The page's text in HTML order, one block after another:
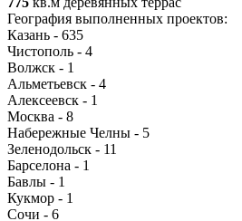
География выполненных проектов:
Казань - 635
Чистополь - 4
Волжск - 1
Альметьевск - 4
Алексеевск - 1
Москва - 8
Набережные Челны - 5
Зеленодольск - 11
Барселона - 1
Бавлы - 1
Кукмор - 1
Сочи - 6